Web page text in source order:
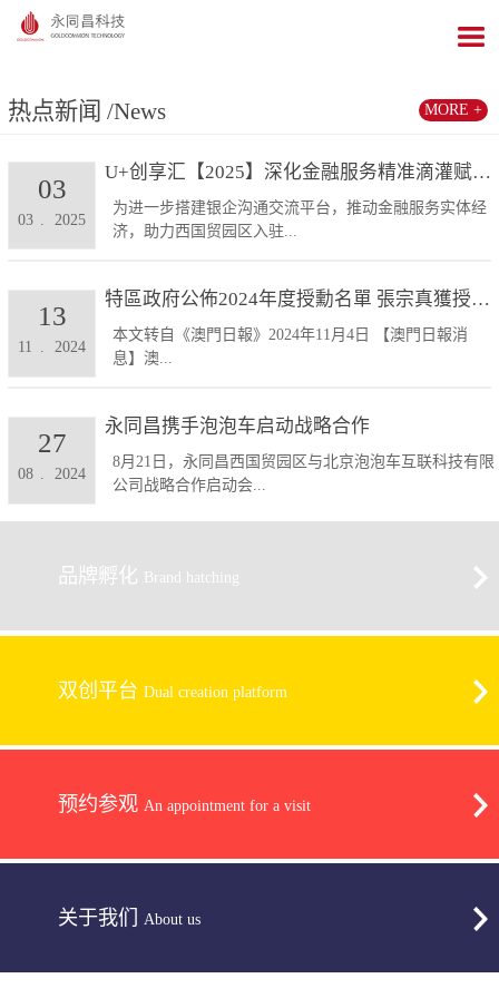
热点新闻 /News
U+创享汇【2025】深化金融服务精准滴灌赋能发展...
为进一步搭建银企沟通交流平台，推动金融服务实体经
济，助力西国贸园区入驻...
03 2025
03
特區政府公佈2024年度授勳名單 張宗真獲授予專業...
本文转自《澳門日報》2024年11月4日 【澳門日報消
息】澳...
11 2024
13
永同昌携手泡泡车启动战略合作
8月21日，永同昌西国贸园区与北京泡泡车互联科技有限
公司战略合作启动会...
08 . 2024
27
MORE +
品牌孵化 Brand hatching
双创平台 Dual creation platform
预约参观 An appointment for a visit
关于我们 About us